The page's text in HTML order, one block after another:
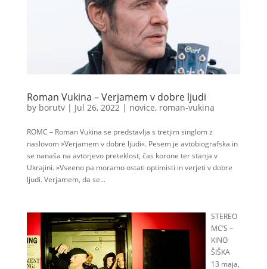
Roman Vukina – Verjamem v dobre ljudi
by borutv| Jul 26, 2022 | novice, roman-vukina
ROMC – Roman Vukina se predstavlja s tretjim singlom z
naslovom »Verjamem v dobre ljudi«. Pesem je avtobiografska in
se nanaša na avtorjevo preteklost, čas korone ter stanja v
Ukrajini. »Vseeno pa moramo ostati optimisti in verjeti v dobre
ljudi. Verjamem, da se...
STEREO
MC’S –
KINO
ŠIŠKA
13 maja,